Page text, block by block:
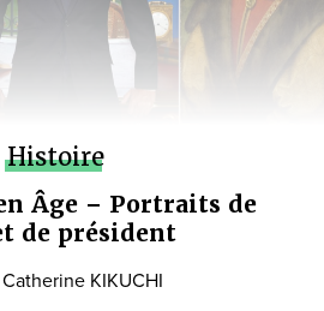
Histoire
Âge – Portraits de
de président
Catherine KIKUCHI